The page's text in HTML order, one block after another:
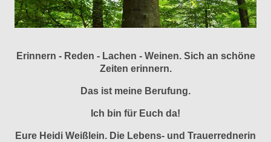
Erinnern - Reden - Lachen - Weinen. Sich an schöne
Zeiten erinnern.
Das ist meine Berufung.
Ich bin für Euch da!
Eure Heidi Weißlein. Die Lebens- und Trauerrednerin